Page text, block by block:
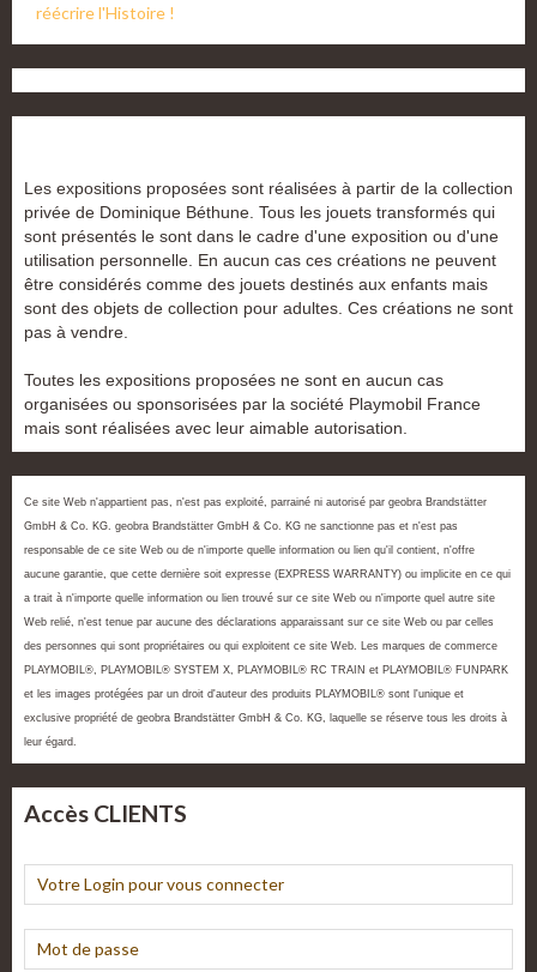
réécrire l'Histoire !
Les expositions proposées sont réalisées à partir de la collection
privée de Dominique Béthune. Tous les jouets transformés qui
sont présentés le sont dans le cadre d'une exposition ou d'une
utilisation personnelle. En aucun cas ces créations ne peuvent
être considérés comme des jouets destinés aux enfants mais
sont des objets de collection pour adultes. Ces créations ne sont
pas à vendre.
Toutes les expositions proposées ne sont en aucun cas
organisées ou sponsorisées par la société Playmobil France
mais sont réalisées avec leur aimable autorisation.
Ce site Web n'appartient pas, n'est pas exploité, parrainé ni autorisé par geobra Brandstätter
GmbH & Co. KG. geobra Brandstätter GmbH & Co. KG ne sanctionne pas et n'est pas
responsable de ce site Web ou de n'importe quelle information ou lien qu'il contient, n'offre
aucune garantie, que cette dernière soit expresse (EXPRESS WARRANTY) ou implicite en ce qui
a trait à n'importe quelle information ou lien trouvé sur ce site Web ou n'importe quel autre site
Web relié, n'est tenue par aucune des déclarations apparaissant sur ce site Web ou par celles
des personnes qui sont propriétaires ou qui exploitent ce site Web. Les marques de commerce
PLAYMOBIL®, PLAYMOBIL® SYSTEM X, PLAYMOBIL® RC TRAIN et PLAYMOBIL® FUNPARK
et les images protégées par un droit d'auteur des produits PLAYMOBIL® sont l'unique et
exclusive propriété de geobra Brandstätter GmbH & Co. KG, laquelle se réserve tous les droits à
leur égard.
Accès CLIENTS